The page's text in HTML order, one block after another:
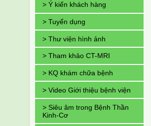
> Ý kiến khách hàng
> Tuyển dụng
> Thư viện hình ảnh
> Tham khảo CT-MRI
> KQ khám chữa bệnh
> Video Giới thiệu bệnh viện
> Siêu âm trong Bệnh Thần
Kinh-Cơ